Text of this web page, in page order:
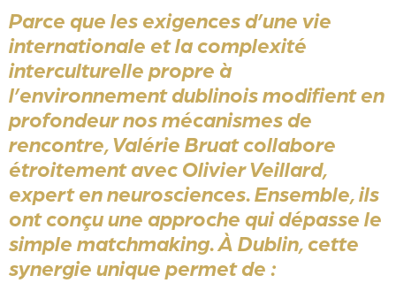
Parce que les exigences d’une vie
internationale et la complexité
interculturelle propre à
l’environnement dublinois modifient en
profondeur nos mécanismes de
rencontre,Valérie Bruatcollabore
étroitement avecOlivier Veillard,
expert en neurosciences. Ensemble, ils
ont conçu une approche qui dépasse le
simple matchmaking. À Dublin, cette
synergie unique permet de :